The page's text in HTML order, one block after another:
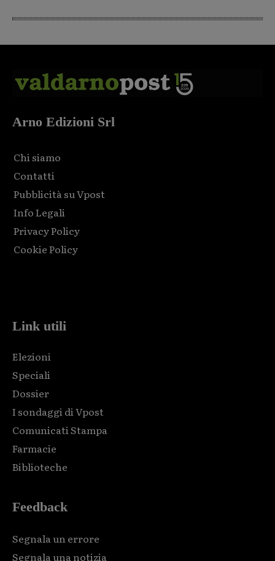
Arno Edizioni Srl
Chi siamo
Contatti
Pubblicità su Vpost
Info Legali
Privacy Policy
Cookie Policy
Link utili
Elezioni
Speciali
Dossier
I sondaggi di Vpost
Comunicati Stampa
Farmacie
Biblioteche
Feedback
Segnala un errore
Segnala una notizia